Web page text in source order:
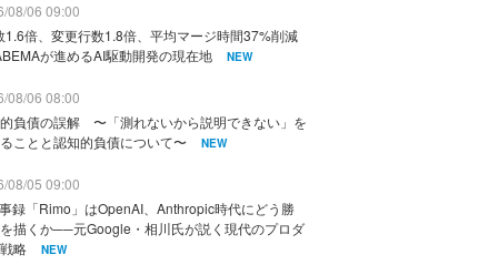
08/06 09:00
1.6倍、変更行数1.8倍、平均マージ時間37%削減
が進めるAI駆動開発の現在地
NEW
08/06 08:00
負債の誤解 〜「測れないから説明できない」を
ことと認知的負債について〜
NEW
08/05 09:00
録「Rimo」はOpenAI、Anthropic時代にどう勝
描くか──元Google・相川氏が説く現代のプロダ
略
NEW